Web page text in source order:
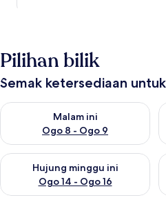
Pilihan bilik
Semak ketersediaan
Malam ini
Ogo 8 - Ogo 9
Semak ketersediaan untuk
Hujung minggu ini
Ogo 14 - Ogo 16
Semak ketersediaan untuk